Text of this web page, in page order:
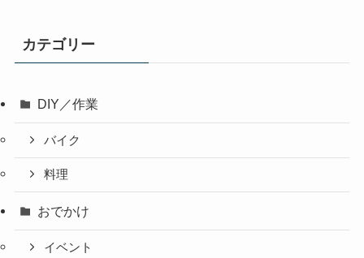
カテゴリー
DIY／作業
バイク
料理
おでかけ
イベント